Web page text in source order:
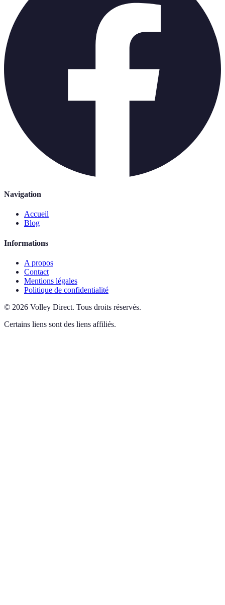
Navigation
Accueil
Blog
Informations
A propos
Contact
Mentions légales
Politique de confidentialité
© 2026 Volley Direct. Tous droits réservés.
Certains liens sont des liens affiliés.